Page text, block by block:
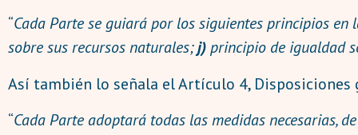
“Cada Parte se guiará por los siguientes principios
sobre sus recursos naturales;j)principio de igualdad
Así también lo señala el Artículo 4, Disposiciones
“Cada Parte adoptará todas las medidas necesarias,